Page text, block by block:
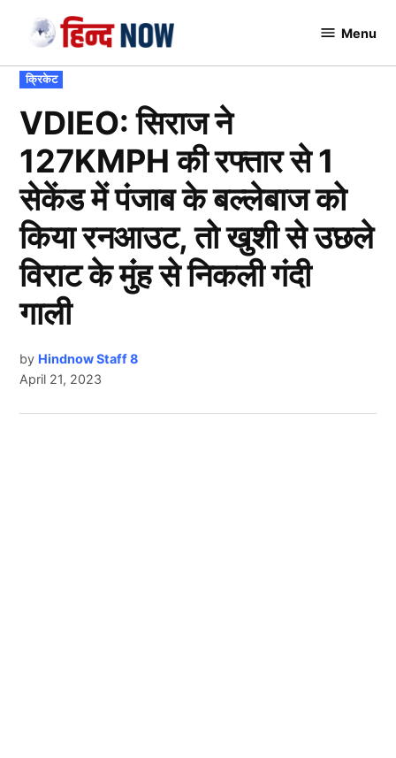
content
Menu
POSTED
IN
क्रिकेट
VDIEO: सिराज ने
127KMPH की रफ्तार से 1
सेकेंड में पंजाब के बल्लेबाज को
किया रनआउट, तो खुशी से उछले
विराट के मुंंह से निकली गंदी
गाली
by Hindnow Staff 8
April 21, 2023